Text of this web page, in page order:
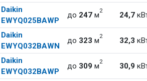
Daikin
EWYQ025BAWP
до 247м2 24,7
Daikin
EWYQ032BAWN
до 323 м2 32,3
Daikin
EWYQ032BAWP
до 309 м2 30,9